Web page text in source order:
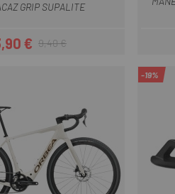
GRIP SUPALITE
Preu
€Preu regular
9,40 €
-19%